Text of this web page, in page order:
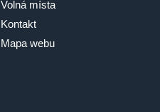
Volná místa
Kontakt
Mapa webu